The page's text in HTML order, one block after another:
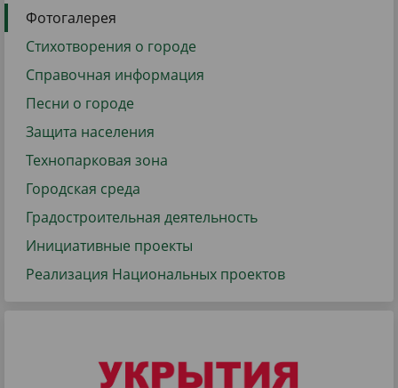
Фотогалерея
Стихотворения о городе
Справочная информация
Песни о городе
Защита населения
Технопарковая зона
Городская среда
Градостроительная деятельность
Инициативные проекты
Реализация Национальных проектов